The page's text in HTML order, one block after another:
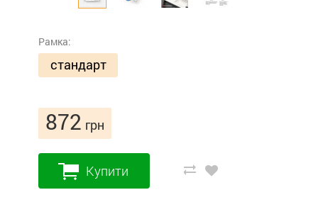
Рамка:
стандарт
872 грн
Купити